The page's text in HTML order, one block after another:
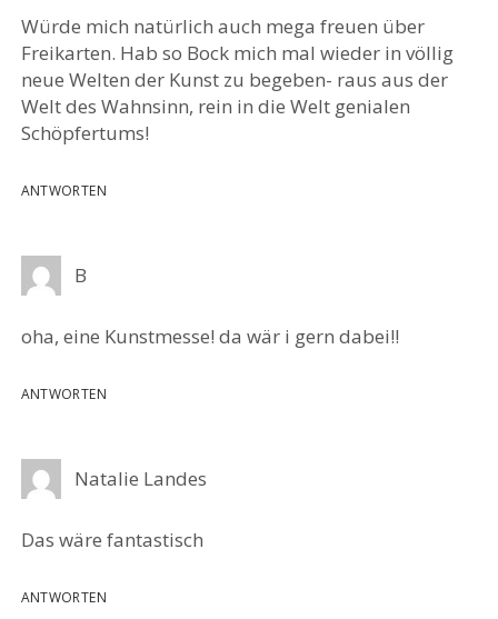
Würde mich natürlich auch mega freuen über
Freikarten. Hab so Bock mich mal wieder in völlig
neue Welten der Kunst zu begeben- raus aus der
Welt des Wahnsinn, rein in die Welt genialen
Schöpfertums!
ANTWORTEN
B
oha, eine Kunstmesse! da wär i gern dabei!!
ANTWORTEN
Natalie Landes
Das wäre fantastisch
ANTWORTEN